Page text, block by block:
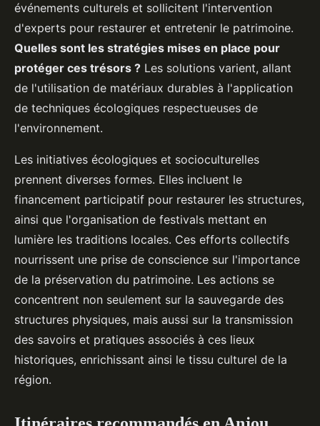
événements culturels et sollicitent l'intervention
d'experts pour restaurer et entretenir le patrimoine.
Quelles sont les stratégies mises en place pour
protéger ces trésors ? Les solutions varient, allant
de l'utilisation de matériaux durables à l'application
de techniques écologiques respectueuses de
l'environnement.
Les initiatives écologiques et socioculturelles
prennent diverses formes. Elles incluent le
financement participatif pour restaurer les structures,
ainsi que l'organisation de festivals mettant en
lumière les traditions locales. Ces efforts collectifs
nourrissent une prise de conscience sur l'importance
de la préservation du patrimoine. Les actions se
concentrent non seulement sur la sauvegarde des
structures physiques, mais aussi sur la transmission
des savoirs et pratiques associés à ces lieux
historiques, enrichissant ainsi le tissu culturel de la
région.